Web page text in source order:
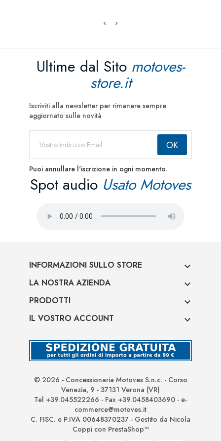
Ultime dal Sito motoves-
store.it
Iscriviti alla newsletter per rimanere sempre
aggiornato sulle novità
Puoi annullare l'iscrizione in ogni momento.
Spot audio Usato Motoves
INFORMAZIONI SULLO STORE 
LA NOSTRA AZIENDA 
PRODOTTI 
IL VOSTRO ACCOUNT 
© 2026 - Concessionaria Motoves S.n.c. - Corso
Venezia, 9 - 37131 Verona (VR)
Tel +39.045522266 - Fax +39.0458403690 - e-
commerce@motoves.it
C. FISC. e P.IVA 00648370237 - Gestito da Nicola
Coppi con PrestaShop™